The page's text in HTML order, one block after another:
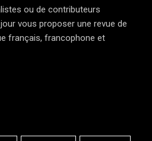
ou de contributeurs
vous proposer une revue de
français, francophone et